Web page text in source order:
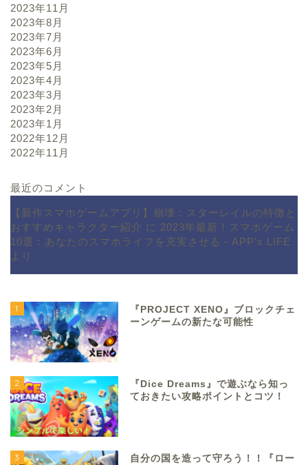
2023年11月
2023年8月
2023年7月
2023年6月
2023年5月
2023年4月
2023年3月
2023年2月
2023年1月
2022年12月
2022年11月
最近のコメント
【新作スマホゲームアプリ】崩壊：スターレイルの特徴と
おすすめキャラクター紹介 に 2023年最新！スマホゲーム
10選：あなたのスマホライフを充実させる - APP's LIFE
より
1
『PROJECT XENO』ブロックチェ
ーンゲームの新たな可能性
2
『Dice Dreams』で遊ぶなら知っ
ておきたい攻略ポイントとコツ！
3
自分の国を造って守ろう！！『ロー